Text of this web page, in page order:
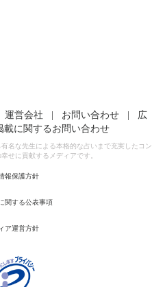
運営会社 お問い合わせ
広
載に関するお問い合わせ
名な先生による本格的な占いまで充実したコン
せに貢献するメディアです。
報保護方針
関する公表事項
ア運営方針